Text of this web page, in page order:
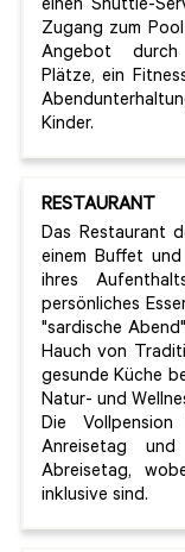
einen Shuttle-
Zugang zum
Angebot durch
Plätze, ein
Kinder.
RESTAURANT
Das Restaurant
einem Buffet
ihres
persönliches
"sardische
Hauch von
gesunde Küche
Natur- und
Die
Anreisetag
Abreisetag,
inklusive sind.